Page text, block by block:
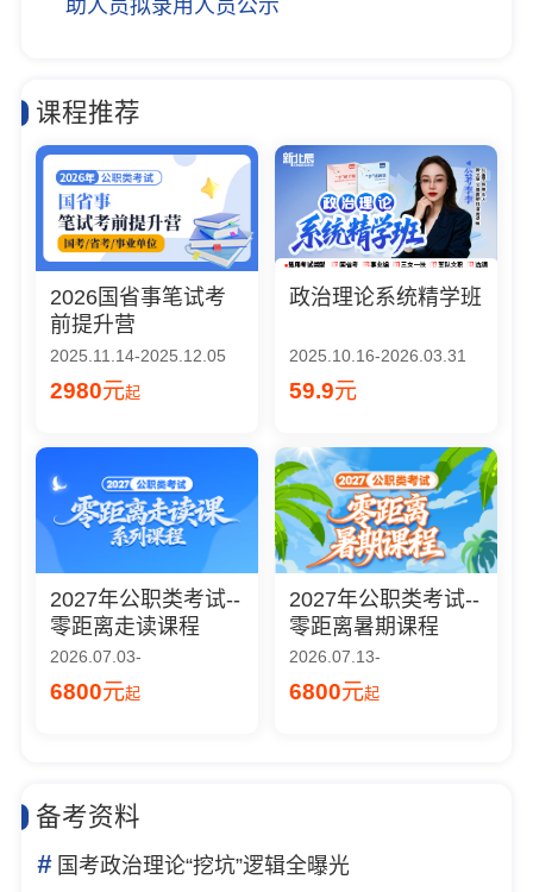
助人员拟录用人员公示
课程推荐
2026国省事笔试考
前提升营
2025.11.14-2025.12.05
2980元起
政治理论系统精学班
2025.10.16-2026.03.31
59.9元
2027年公职类考试--
零距离走读课程
2026.07.03-
6800元起
2027年公职类考试--
零距离暑期课程
2026.07.13-
6800元起
备考资料
#国考政治理论“挖坑”逻辑全曝光